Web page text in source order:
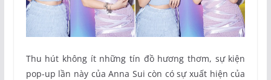
Thu hút không ít những tín đồ hương thơm, sự kiện
pop-up lần này của Anna Sui còn có sự xuất hiện của